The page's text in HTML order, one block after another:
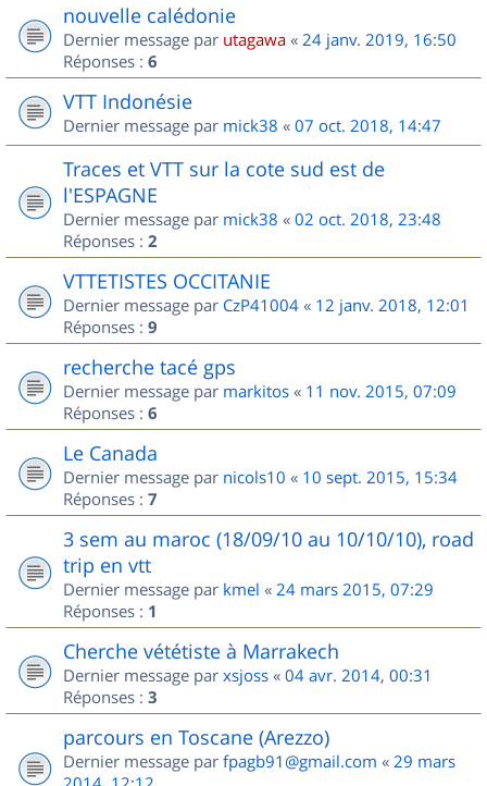
nouvelle calédonie
Dernier message par utagawa « 24 janv. 2019, 16:50
Réponses : 6
VTT Indonésie
Dernier message par mick38 « 07 oct. 2018, 14:47
Traces et VTT sur la cote sud est de
l'ESPAGNE
Dernier message par mick38 « 02 oct. 2018, 23:48
Réponses : 2
VTTETISTES OCCITANIE
Dernier message par CzP41004 « 12 janv. 2018, 12:01
Réponses : 9
recherche tacé gps
Dernier message par markitos « 11 nov. 2015, 07:09
Réponses : 6
Le Canada
Dernier message par nicols10 « 10 sept. 2015, 15:34
Réponses : 7
3 sem au maroc (18/09/10 au 10/10/10), road
trip en vtt
Dernier message par kmel « 24 mars 2015, 07:29
Réponses : 1
Cherche vététiste à Marrakech
Dernier message par xsjoss « 04 avr. 2014, 00:31
Réponses : 3
parcours en Toscane (Arezzo)
Dernier message par fpagb91@gmail.com « 29 mars